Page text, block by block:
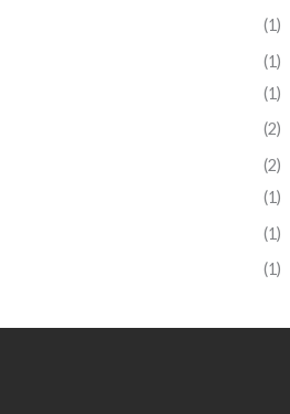
(1)
(1)
(1)
(2)
(2)
(1)
(1)
(1)